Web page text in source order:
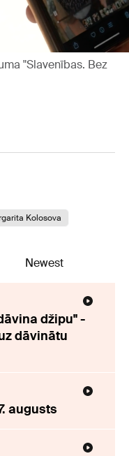
"Slavenības. Bez
Kolosova
Newest
džipu" -
dāvinātu
augusts